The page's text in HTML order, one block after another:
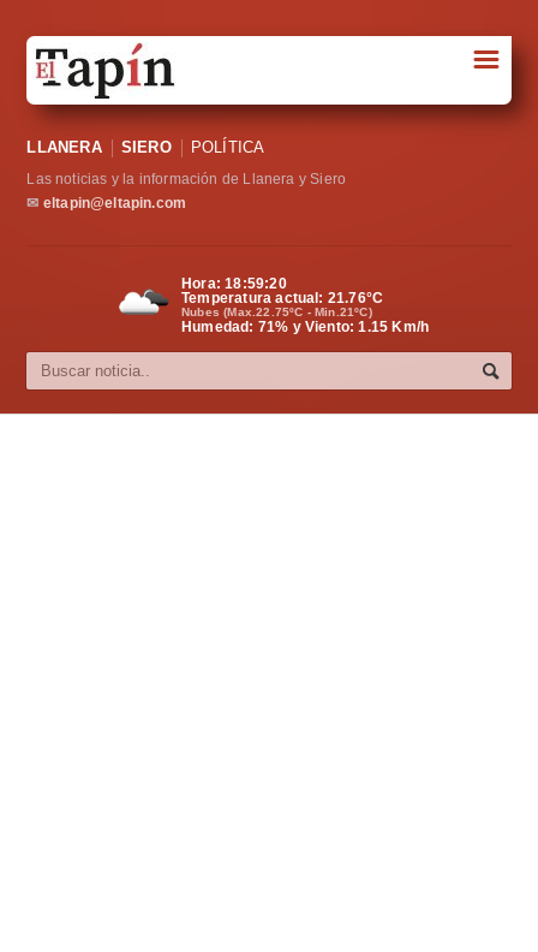
Sociedad
Política
Cultura
☰
LLANERA SIERO POLÍTICA
Las noticias y la información de Llanera y Siero
✉ eltapin@eltapin.com
Hora:18:59:20
Temperatura actual: 21.76°C
Nubes (Max.22.75ºC - Min.21ºC)
Humedad: 71% y Viento: 1.15 Km/h